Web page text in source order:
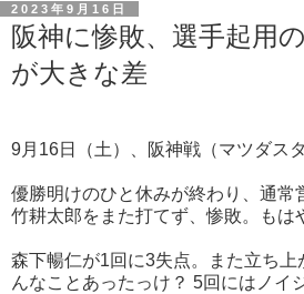
2023年9月16日
阪神に惨敗、選手起用
が大きな差
9月16日（土）、阪神戦（マツダス
優勝明けのひと休みが終わり、通常
竹耕太郎をまた打てず、惨敗。もは
森下暢仁が1回に3失点。また立ち上
んなことあったっけ？ 5回にはノイ